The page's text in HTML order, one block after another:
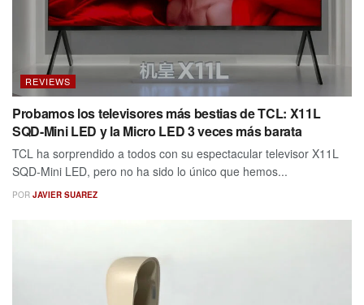
REVIEWS
Probamos los televisores más bestias de TCL: X11L
SQD-Mini LED y la Micro LED 3 veces más barata
TCL ha sorprendido a todos con su espectacular televisor X11L
SQD-Mini LED, pero no ha sido lo único que hemos...
POR JAVIER SUAREZ